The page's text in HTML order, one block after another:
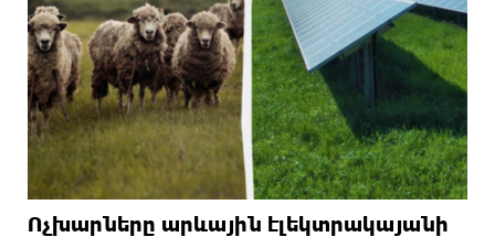
Ոչխարները արևային էլեկտրակայանի